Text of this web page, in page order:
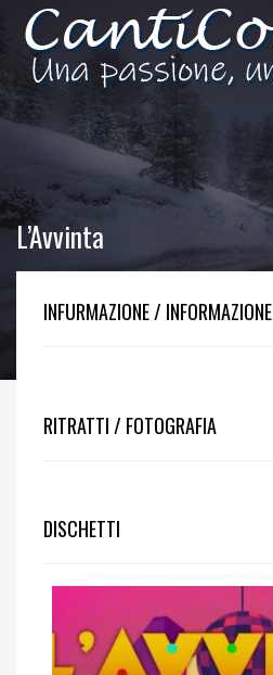
L’Avvinta
INFURMAZIONE / INFORMAZIONE
RITRATTI / FOTOGRAFIA
DISCHETTI